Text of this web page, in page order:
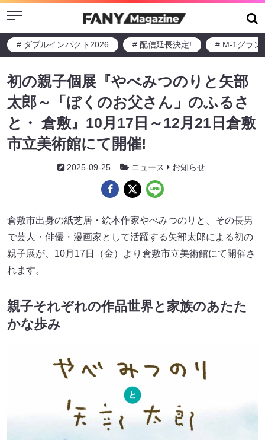
Menu
# ダブルインパクト2026 # 配信延長決定! # M-1グラン
初の親子個展『やべみつのりと矢部
太郎～「ぼくのお父さん」のふるさ
と・ 倉敷』10月17日～12月21日倉敷
市立美術館にて開催!
2025-09-25 ニュース お知らせ
倉敷市出身の紙芝居・絵本作家やべみつのりと、その長男
で芸人・俳優・漫画家として活躍する矢部太郎による初の
親子展が、10月17日（金）より倉敷市立美術館にて開催さ
れます。
親子それぞれの作品世界と家族のあたた
かな歩み